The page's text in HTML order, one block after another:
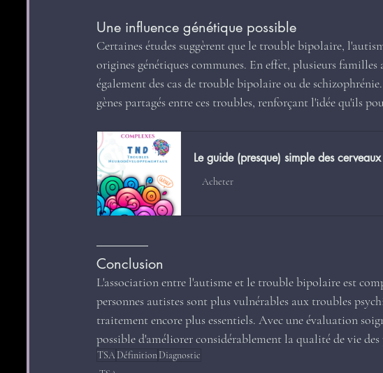
Une influence génétique possible
Certaines études suggèrent que le trouble bipolaire,
origines génétiques communes. En effet, plusieurs familles
également des cas de trouble bipolaire ou de
gènes partagés entre ces troubles, renforçant l'idée qu'ils
Le guide (presque) simple des
Acheter
Conclusion
L'association entre l'autisme et le trouble bipolaire est
personnes autistes sont plus vulnérables aux troubles
traitement encore plus essentiels. Avec une évaluation
possible d'améliorer considérablement la qualité de vie des
TSADéfinitionDiagnostic